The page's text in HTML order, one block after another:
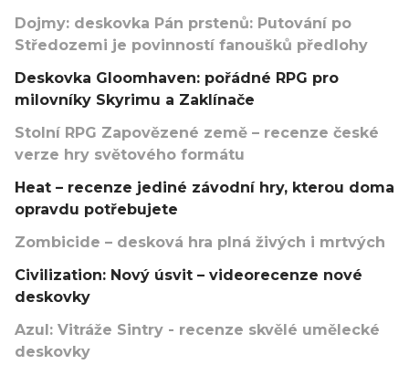
Dojmy: deskovka Pán prstenů: Putování po
Středozemi je povinností fanoušků předlohy
Deskovka Gloomhaven: pořádné RPG pro
milovníky Skyrimu a Zaklínače
Stolní RPG Zapovězené země – recenze české
verze hry světového formátu
Heat – recenze jediné závodní hry, kterou doma
opravdu potřebujete
Zombicide – desková hra plná živých i mrtvých
Civilization: Nový úsvit – videorecenze nové
deskovky
Azul: Vitráže Sintry - recenze skvělé umělecké
deskovky